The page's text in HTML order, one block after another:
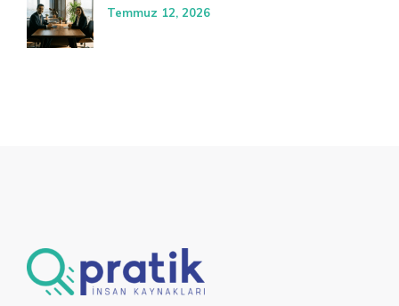
Temmuz 12, 2026